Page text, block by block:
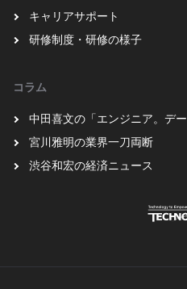
キャリアサポート
研修制度・研修の様子
コラム
中田喜文の「エンジニア。デ
宮川雅明の業界一刀両断
渋谷和宏の経済ニュース